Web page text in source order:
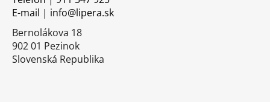
E-mail | info@lipera.sk
Bernolákova 18
902 01 Pezinok
Slovenská Republika